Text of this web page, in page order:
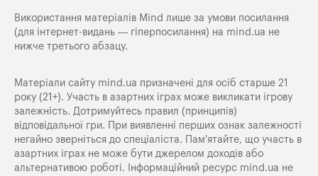
Використання матеріалів Mind лише за умови посилання
(для інтернет-видань — гіперпосилання) на mind.ua не
нижче третього абзацу.
Матеріали сайту mind.ua призначені для осіб старше 21
року (21+). Участь в азартних іграх може викликати ігрову
залежність. Дотримуйтесь правил (принципів)
відповідальної гри. При виявленні перших ознак залежності
негайно зверніться до спеціаліста. Пам'ятайте, що участь в
азартних іграх не може бути джерелом доходів або
альтернативою роботі. Інформаційний ресурс mind.ua не